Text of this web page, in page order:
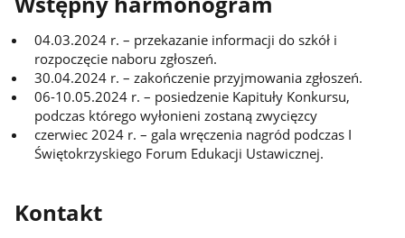
04.03.2024 r. – przekazanie informacji do szkół i
rozpoczęcie naboru zgłoszeń.
30.04.2024 r. – zakończenie przyjmowania zgłoszeń.
06-10.05.2024 r. – posiedzenie Kapituły Konkursu,
podczas którego wyłonieni zostaną zwycięzcy
czerwiec 2024 r. – gala wręczenia nagród podczas I
Świętokrzyskiego Forum Edukacji Ustawicznej.
Kontakt